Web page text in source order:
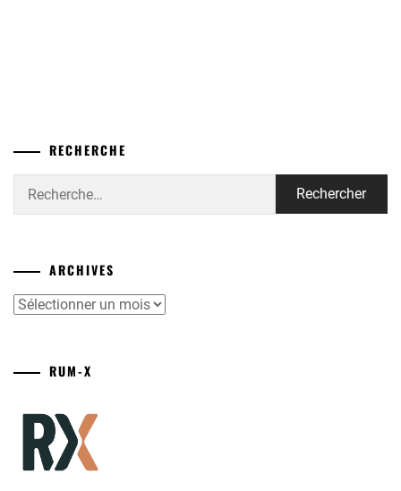
RECHERCHE
ARCHIVES
Archives
RUM-X